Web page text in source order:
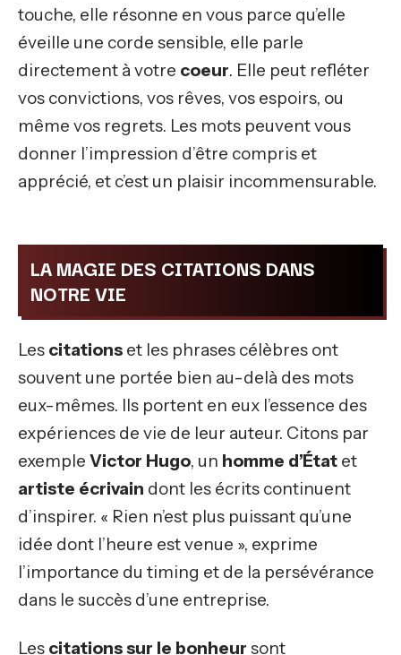
touche, elle résonne en vous parce qu’elle
éveille une corde sensible, elle parle
directement à votre coeur. Elle peut refléter
vos convictions, vos rêves, vos espoirs, ou
même vos regrets. Les mots peuvent vous
donner l’impression d’être compris et
apprécié, et c’est un plaisir incommensurable.
LA MAGIE DES CITATIONS DANS
NOTRE VIE
Les citations et les phrases célèbres ont
souvent une portée bien au-delà des mots
eux-mêmes. Ils portent en eux l’essence des
expériences de vie de leur auteur. Citons par
exemple Victor Hugo, un homme d’État et
artiste écrivain dont les écrits continuent
d’inspirer. « Rien n’est plus puissant qu’une
idée dont l’heure est venue », exprime
l’importance du timing et de la persévérance
dans le succès d’une entreprise.
Les citations sur le bonheur sont